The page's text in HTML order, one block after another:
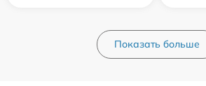
Показать больше